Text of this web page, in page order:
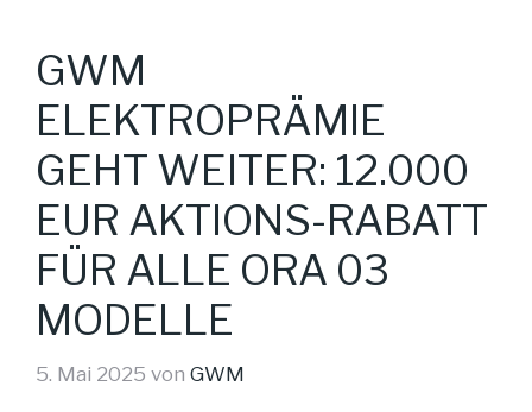
GWM
ELEKTROPRÄMIE
GEHT WEITER: 12.000
EUR AKTIONS-RABATT
FÜR ALLE ORA 03
MODELLE
5. Mai 2025 von GWM